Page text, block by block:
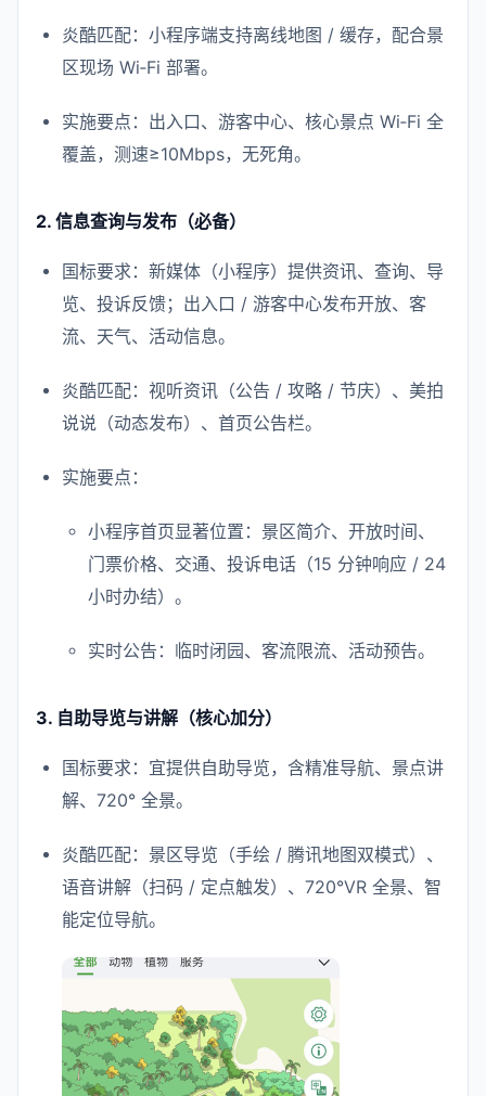
炎酷匹配：小程序端支持离线地图 / 缓存，配合景
区现场 Wi‑Fi 部署。
实施要点：出入口、游客中心、核心景点 Wi‑Fi 全
覆盖，测速≥10Mbps，无死角。
2. 信息查询与发布（必备）
国标要求：新媒体（小程序）提供资讯、查询、导
览、投诉反馈；出入口 / 游客中心发布开放、客
流、天气、活动信息。
炎酷匹配：视听资讯（公告 / 攻略 / 节庆）、美拍
说说（动态发布）、首页公告栏。
实施要点：
小程序首页显著位置：景区简介、开放时间、
门票价格、交通、投诉电话（15 分钟响应 / 24
小时办结）。
实时公告：临时闭园、客流限流、活动预告。
3. 自助导览与讲解（核心加分）
国标要求：宜提供自助导览，含精准导航、景点讲
解、720° 全景。
炎酷匹配：景区导览（手绘 / 腾讯地图双模式）、
语音讲解（扫码 / 定点触发）、720°VR 全景、智
能定位导航。